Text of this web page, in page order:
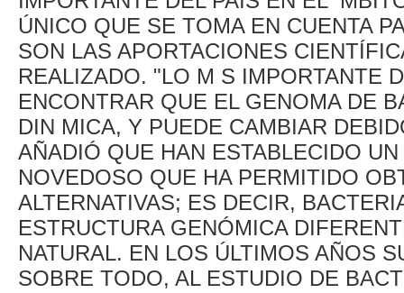
ÚNICO QUE SE TOMA EN CUENTA
SON LAS APORTACIONES
REALIZADO. "LO M S IMPORTANTE
ENCONTRAR QUE EL GENOMA DE
DIN MICA, Y PUEDE CAMBIAR
AÑADIÓ QUE HAN ESTABLECIDO
NOVEDOSO QUE HA PERMITIDO
ALTERNATIVAS; ES DECIR,
ESTRUCTURA GENÓMICA
NATURAL. EN LOS ÚLTIMOS AÑOS
SOBRE TODO, AL ESTUDIO DE